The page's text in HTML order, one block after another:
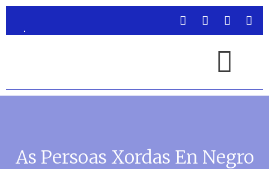
As Persoas Xordas En Negro